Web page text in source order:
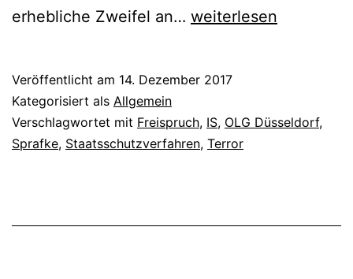
erhebliche Zweifel an… weiterlesen
Veröffentlicht am 14. Dezember 2017
Kategorisiert als Allgemein
Verschlagwortet mit Freispruch, IS, OLG Düsseldorf,
Sprafke, Staatsschutzverfahren, Terror